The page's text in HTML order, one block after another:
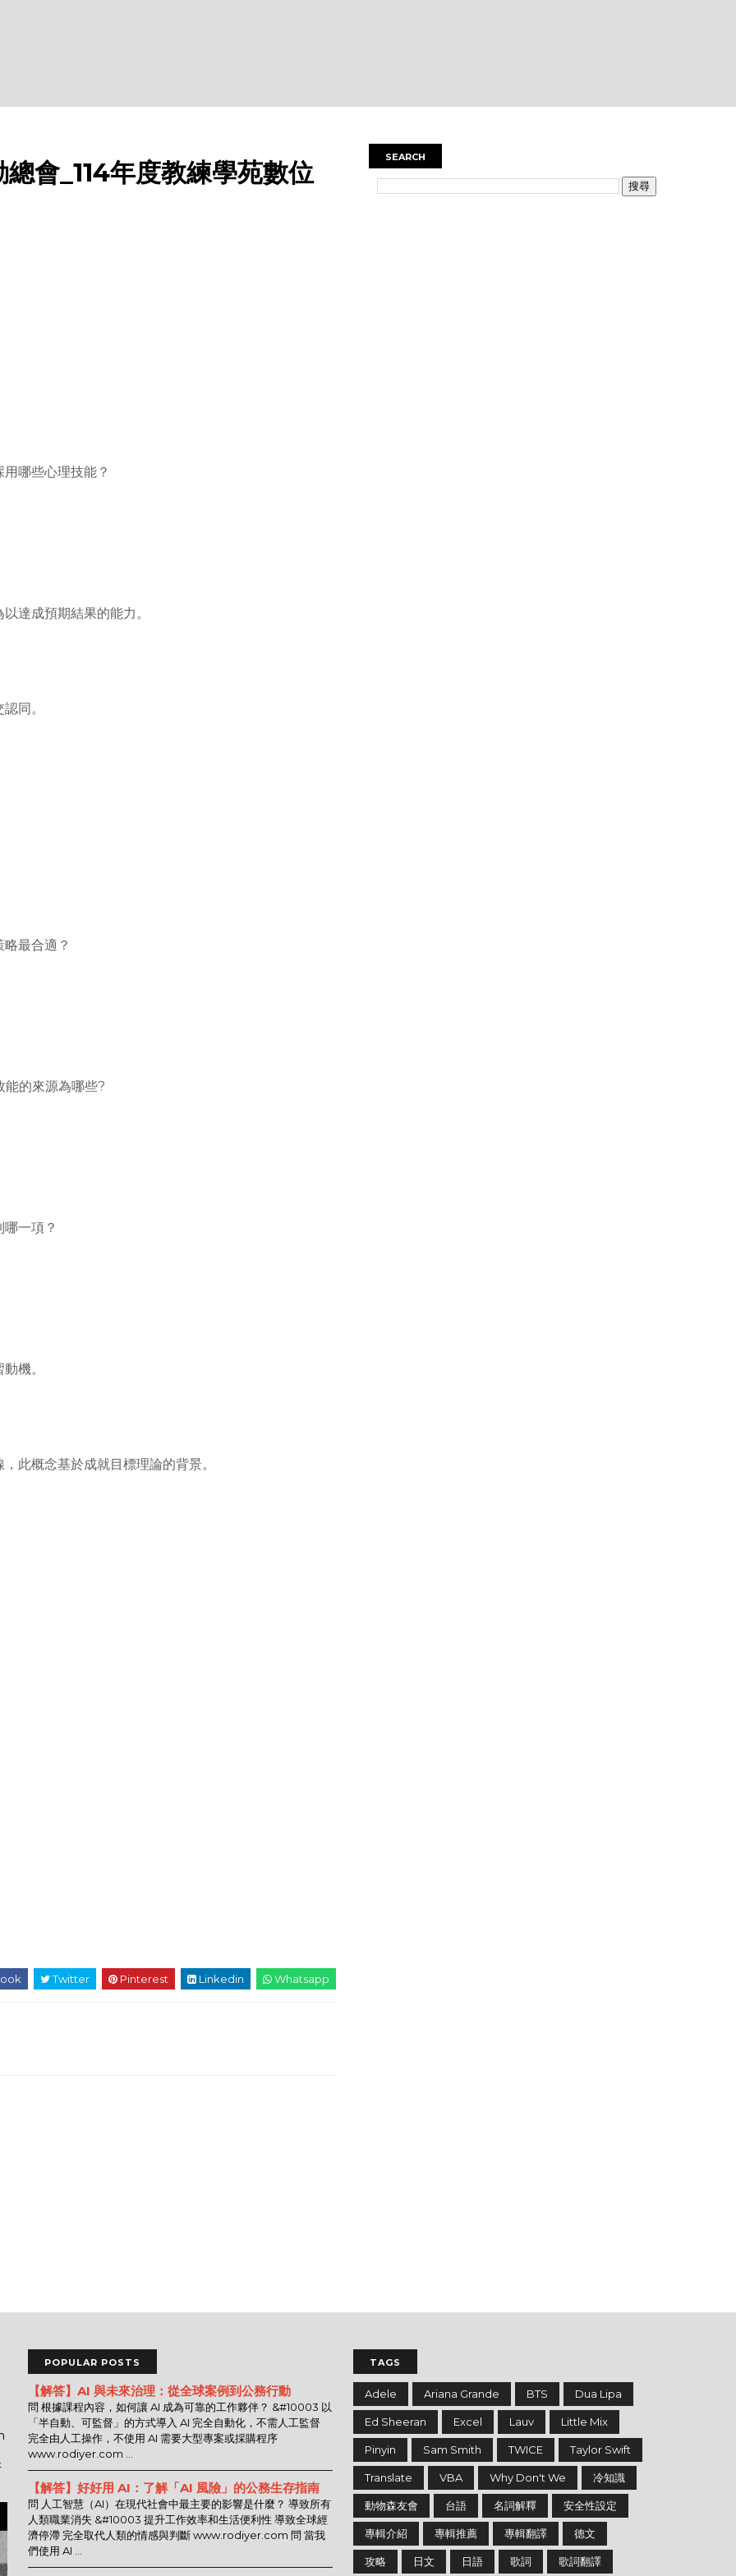
總會_114年度教練學苑數位
哪些心理技能？
達成預期結果的能力。
同。
最合適？
的來源為哪些?
一項？
機。
此概念基於成就目標理論的背景。
Twitter Pinterest Linkedin Whatsapp
SEARCH
POPULAR POSTS
【解答】AI 與未來治理：從全球案例到公務行動
問 根據課程內容，如何讓 AI 成為可靠的工作夥伴？ &#10003 以
「半自動、可監督」的方式導入 AI 完全自動化，不需人工監督
完全由人工操作，不使用 AI 需要大型專案或採購程序
www.rodiyer.com ...
【解答】好好用 AI：了解「AI 風險」的公務生存指南
問 人工智慧（AI）在現代社會中最主要的影響是什麼？ 導致所有
人類職業消失 &#10003 提升工作效率和生活便利性 導致全球經
濟停滯 完全取代人類的情感與判斷 www.rodiyer.com 問 當我
們使用 AI ...
TAGS
Adele Ariana Grande BTS Dua Lipa
Ed Sheeran Excel Lauv Little Mix
Pinyin Sam Smith TWICE Taylor Swift
Translate VBA Why Don't We 冷知識
動物森友會 台語 名詞解釋 安全性設定
專輯介紹 專輯推薦 專輯翻譯 德文
攻略 日文 日語 歌詞 歌詞翻譯